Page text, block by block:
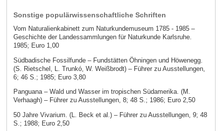
Sonstige populärwissenschaftliche Schriften
Vom Naturalienkabinett zum Naturkundemuseum 1785 - 1985 –
Geschichte der Landessammlungen für Naturkunde Karlsruhe.
1985; Euro 1,00
Südbadische Fossilfunde – Fundstätten Öhningen und Höwenegg.
(S. Rietschel, L. Trunkó, W. Weißbrodt) – Führer zu Ausstellungen,
6; 46 S.; 1985; Euro 3,80
Panguana – Wald und Wasser im tropischen Südamerika. (M.
Verhaagh) – Führer zu Ausstellungen, 8; 48 S.; 1986; Euro 2,50
50 Jahre Vivarium. (L. Beck et al.) – Führer zu Ausstellungen, 9; 48
S.; 1988; Euro 2,50